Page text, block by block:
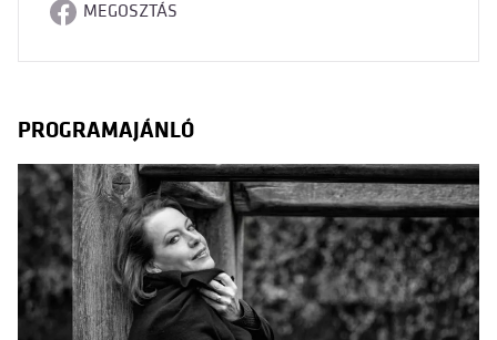
MEGOSZTÁS
PROGRAMAJÁNLÓ